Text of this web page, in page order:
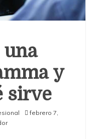
una
y
sirve
febrero 7,